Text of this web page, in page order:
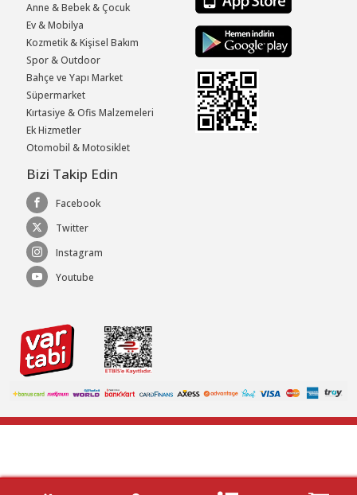
Anne & Bebek & Çocuk
Ev & Mobilya
Kozmetik & Kişisel Bakım
Spor & Outdoor
Bahçe ve Yapı Market
Süpermarket
Kırtasiye & Ofis Malzemeleri
Ek Hizmetler
Otomobil & Motosiklet
Bizi Takip Edin
Facebook
Twitter
Instagram
Youtube